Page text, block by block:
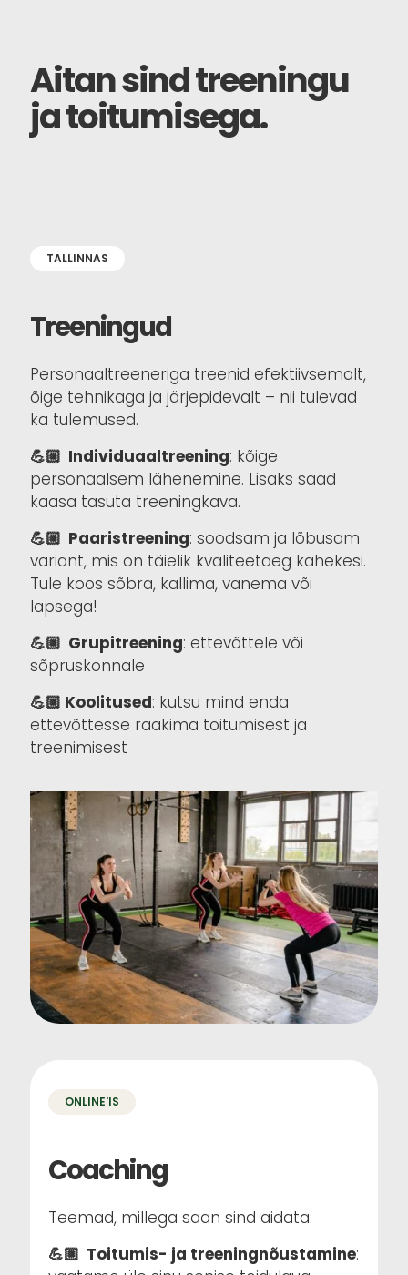
Aitan sind treeningu
ja toitumisega.
TALLINNAS
Treeningud
Personaaltreeneriga treenid efektiivsemalt,
õige tehnikaga ja järjepidevalt – nii tulevad
ka tulemused.
💪🏼 Individuaaltreening: kõige
personaalsem lähenemine. Lisaks saad
kaasa tasuta treeningkava.
💪🏼 Paaristreening: soodsam ja lõbusam
variant, mis on täielik kvaliteetaeg kahekesi.
Tule koos sõbra, kallima, vanema või
lapsega!
💪🏼 Grupitreening: ettevõttele või
sõpruskonnale
💪🏼 Koolitused: kutsu mind enda
ettevõttesse rääkima toitumisest ja
treenimisest
ONLINE'IS
Coaching
Teemad, millega saan sind aidata:
💪🏼 Toitumis- ja treeningnõustamine: